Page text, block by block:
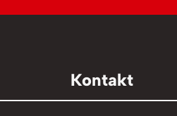
Kontakt